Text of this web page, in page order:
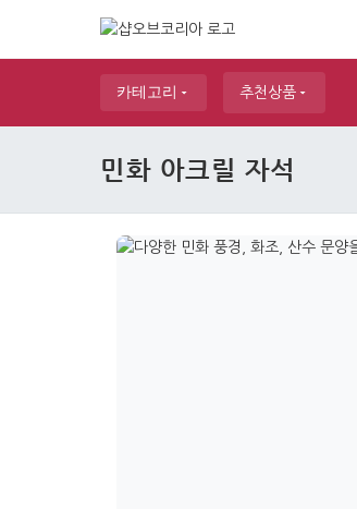
카테고리 추천상품
민화 아크릴 자석